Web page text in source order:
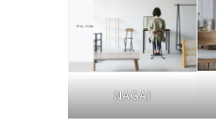
NAGAI